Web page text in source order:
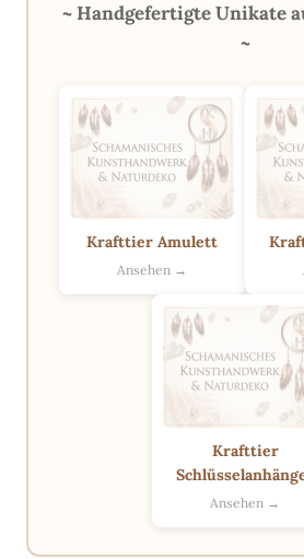
~ Handgefertigte Unikate
~
Krafttier Amulett
Ansehen →
Krafttier
Ansehen →